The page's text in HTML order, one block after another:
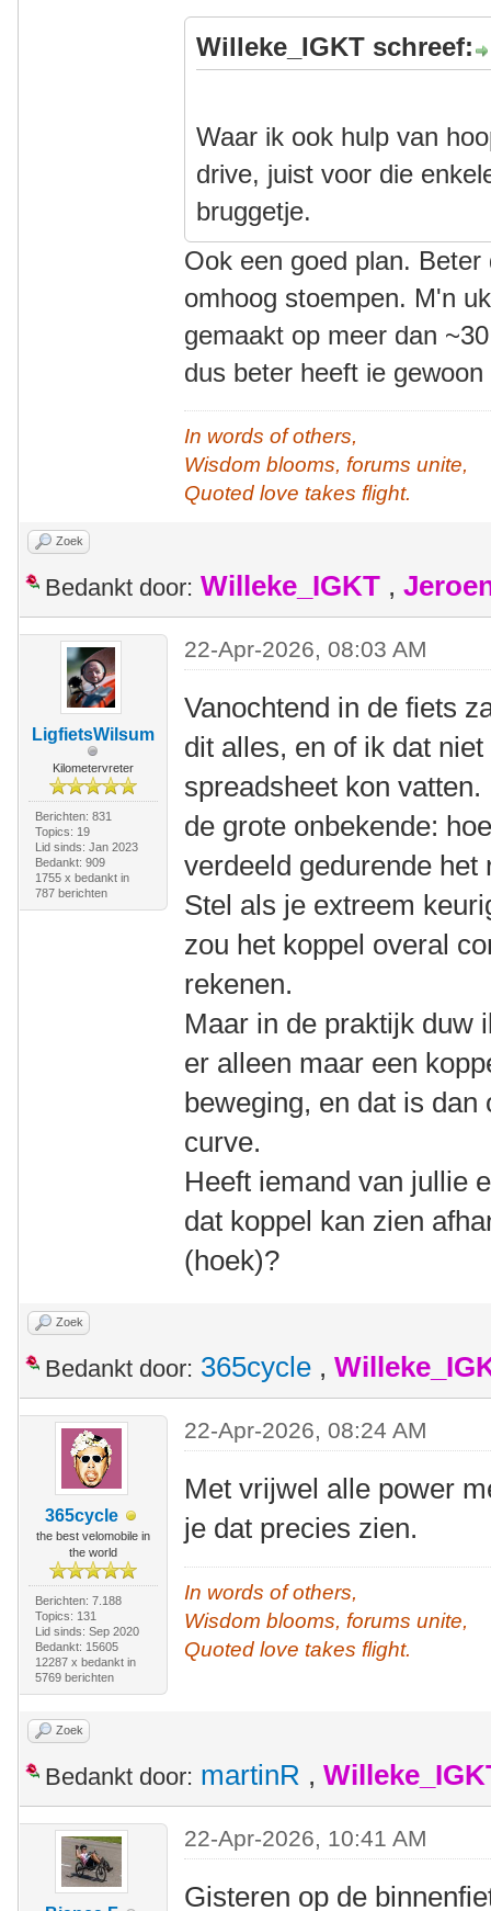
Willeke_IGKT schreef:
Waar ik ook hulp van
drive, juist voor die
bruggetje.
Ook een goed plan.
omhoog stoempen. M'n
gemaakt op meer dan
dus beter heeft ie
In words of others,
Wisdom blooms, forums unite,
Quoted love takes flight.
Zoek
Bedankt door: Willeke_IGKT ,
LigfietsWilsum
Kilometervreter
Berichten: 831
Topics: 19
Lid sinds: Jan 2023
Bedankt: 909
1755 x bedankt in
787 berichten
22-Apr-2026, 08:03 AM
Vanochtend in de fiets
dit alles, en of ik dat
spreadsheet kon
de grote onbekende:
verdeeld gedurende
Stel als je extreem
zou het koppel overal
rekenen.
Maar in de praktijk duw
er alleen maar een
beweging, en dat is
curve.
Heeft iemand van jullie
dat koppel kan zien
(hoek)?
Zoek
Bedankt door: 365cycle ,
365cycle
the best velomobile in
the world
Berichten: 7.188
Topics: 131
Lid sinds: Sep 2020
Bedankt: 15605
12287 x bedankt in
5769 berichten
22-Apr-2026, 08:24 AM
Met vrijwel alle power
je dat precies zien.
In words of others,
Wisdom blooms, forums unite,
Quoted love takes flight.
Zoek
Bedankt door: martinR ,
22-Apr-2026, 10:41 AM
Gisteren op de